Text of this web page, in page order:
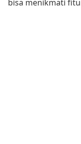
bisa menikmati